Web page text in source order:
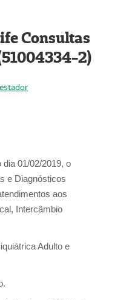
Consultas
2)
dia 01/02/2019, o
e Diagnósticos
aos
Intercâmbio
Adulto e